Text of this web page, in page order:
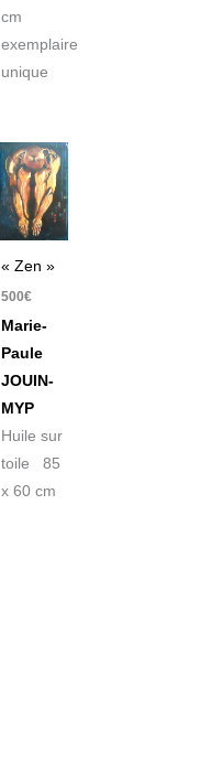
cm
exemplaire
unique
« Zen »
500€
Marie-
Paule
JOUIN-
MYP
Huile sur
toile 85
x 60 cm